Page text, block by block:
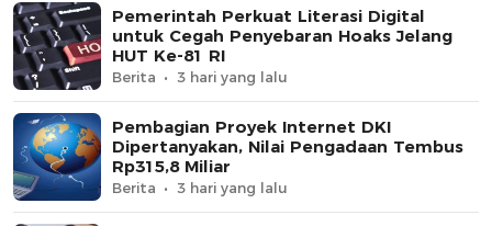
Pemerintah Perkuat Literasi Digital
untuk Cegah Penyebaran Hoaks Jelang
HUT Ke-81 RI
Berita 3 hari yang lalu
Pembagian Proyek Internet DKI
Dipertanyakan, Nilai Pengadaan Tembus
Rp315,8 Miliar
Berita 3 hari yang lalu